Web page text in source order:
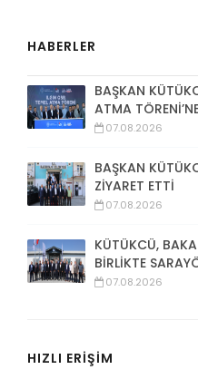
HABERLER
BAŞKAN
ATMA
07.08.2026
BAŞKAN
ZİYARET ETTİ
07.08.2026
KÜTÜKCÜ,
BİRLİKTE
07.08.2026
HIZLI ERİŞİM